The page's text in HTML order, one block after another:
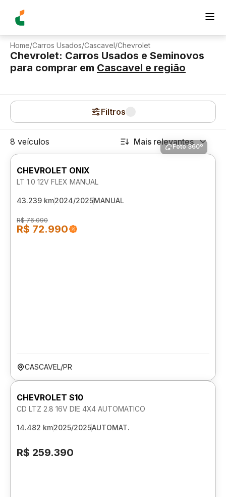
Home/Carros Usados/Cascavel/Chevrolet
Chevrolet: Carros Usados e Seminovos
para comprar em Cascavel e região
Filtros
8 veículos Mais relevantes
Foto 360º
CHEVROLET ONIX
LT 1.0 12V FLEX MANUAL
43.239 km2024/2025MANUAL
R$ 76.090
R$ 72.990
CASCAVEL/PR
CHEVROLET S10
CD LTZ 2.8 16V DIE 4X4 AUTOMATICO
14.482 km2025/2025AUTOMAT.
R$ 259.390